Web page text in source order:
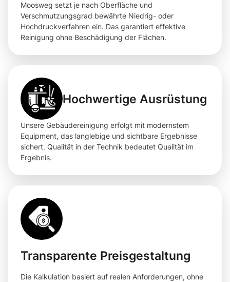
Moosweg setzt je nach Oberfläche und
Verschmutzungsgrad bewährte Niedrig- oder
Hochdruckverfahren ein. Das garantiert effektive
Reinigung ohne Beschädigung der Flächen.
Hochwertige Ausrüstung
Unsere Gebäudereinigung erfolgt mit modernstem
Equipment, das langlebige und sichtbare Ergebnisse
sichert. Qualität in der Technik bedeutet Qualität im
Ergebnis.
Transparente Preisgestaltung
Die Kalkulation basiert auf realen Anforderungen, ohne